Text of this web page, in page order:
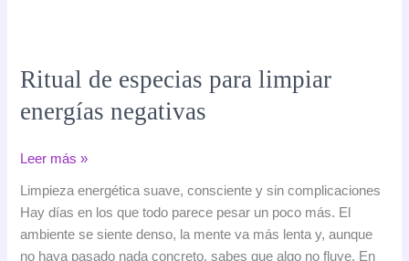
Ritual de especias para limpiar
energías negativas
Ritual
especias
para
Leer más »
Limpieza energética suave, consciente y sin complicaciones
Hay días en los que todo parece pesar un poco más. El
ambiente se siente denso, la mente va más lenta y, aunque
no haya pasado nada concreto, sabes que algo no fluye. En